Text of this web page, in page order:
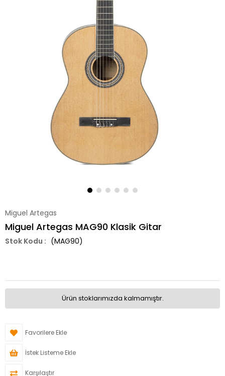
Miguel Artegas
Miguel Artegas MAG90 Klasik Gitar
(MAG90)
Ürün stoklarımızda kalmamıştır.
Favorilere Ekle
İstek Listeme Ekle
Karşılaştır